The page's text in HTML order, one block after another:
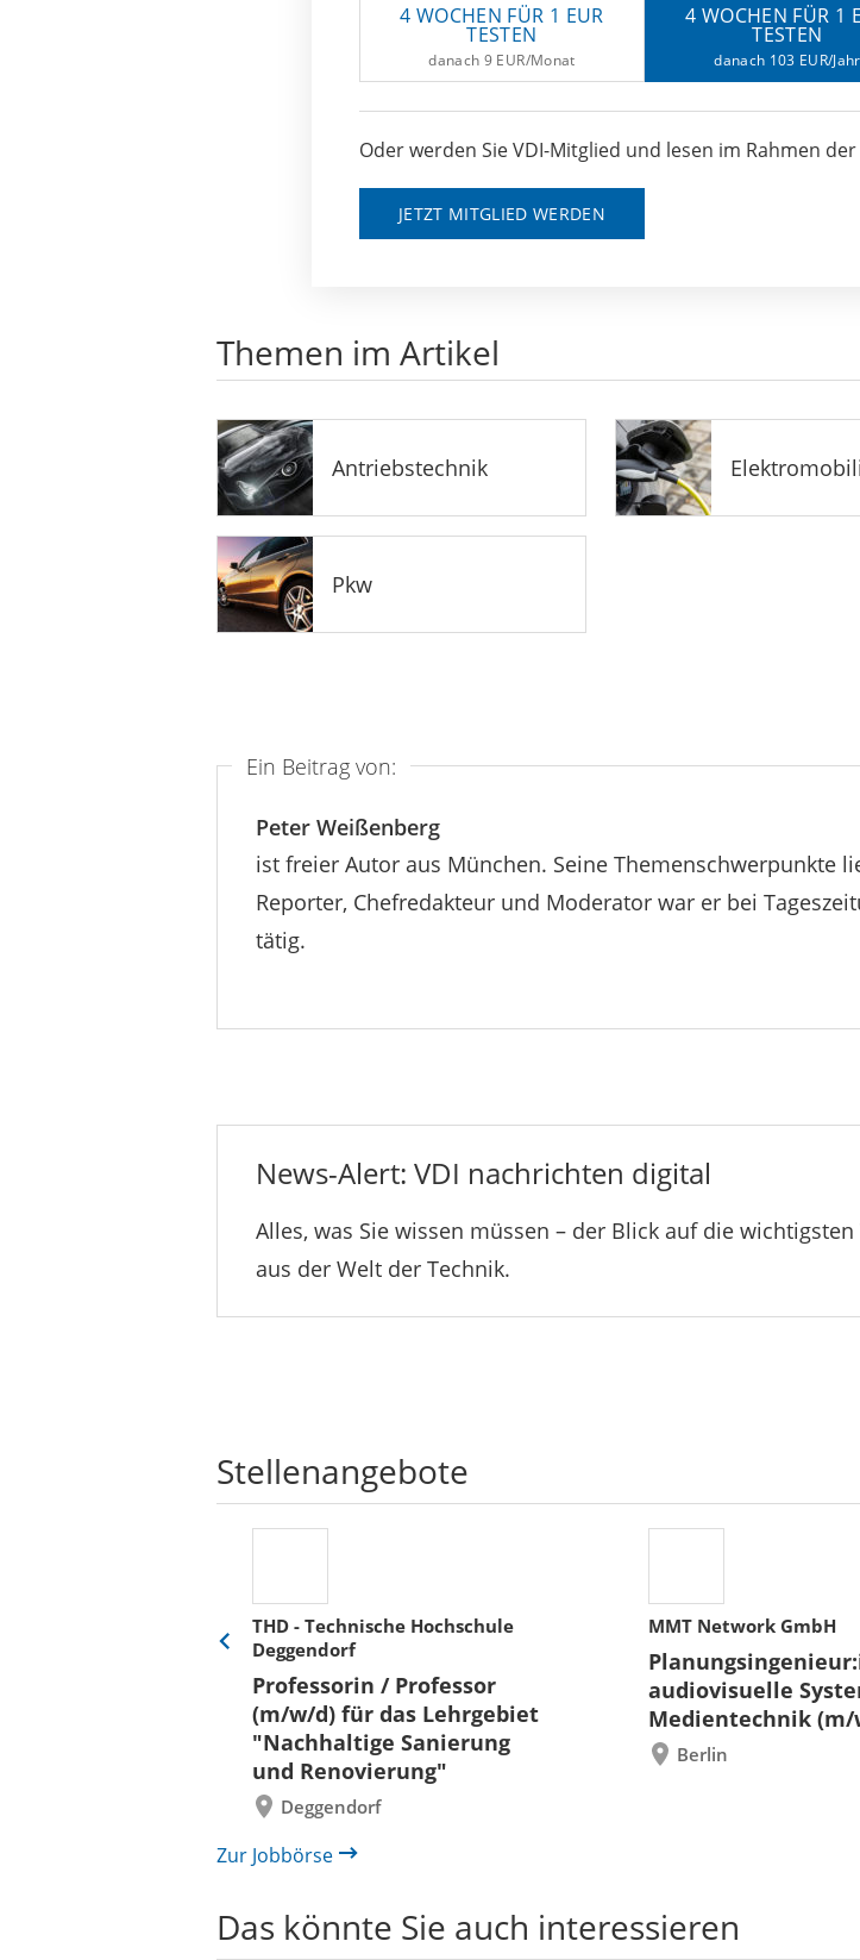
4 WOCHEN FÜR 1 EUR
TESTEN
danach 9 EUR/Monat
4 WOCHEN FÜR 1
TESTEN
danach 103 EUR/Jahr
Oder werden Sie VDI-Mitglied und lesen im Rahmen
JETZT MITGLIED WERDEN
Themen im Artikel
Antriebstechnik
Pkw
Ein Beitrag von:
Peter Weißenberg
ist freier Autor aus München. Seine Themenschwerpunkte
Reporter, Chefredakteur und Moderator war er bei
tätig.
News-Alert: VDI nachrichten digital
Alles, was Sie wissen müssen – der Blick auf die
aus der Welt der Technik.
Stellenangebote
THD - Technische Hochschule
Deggendorf
Professorin / Professor
(m/w/d) für das Lehrgebiet
"Nachhaltige Sanierung
und Renovierung"
Deggendorf
MMT Network GmbH
audiovisuelle
Medientechnik (m/
Berlin
Eine
Folie
zurück
Zur Jobbörse
Das könnte Sie auch interessieren